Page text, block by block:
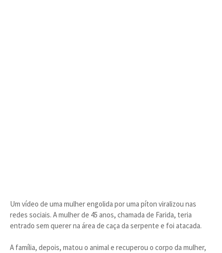
Um vídeo de uma mulher engolida por uma píton viralizou nas
redes sociais. A mulher de 45 anos, chamada de Farida, teria
entrado sem querer na área de caça da serpente e foi atacada.
A família, depois, matou o animal e recuperou o corpo da mulher,